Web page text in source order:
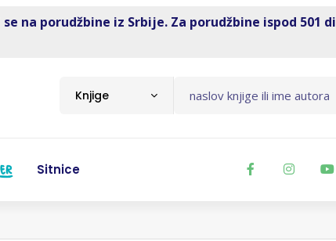
na porudžbine iz Srbije. Za porudžbine ispod 501
Knjige
Sitnice